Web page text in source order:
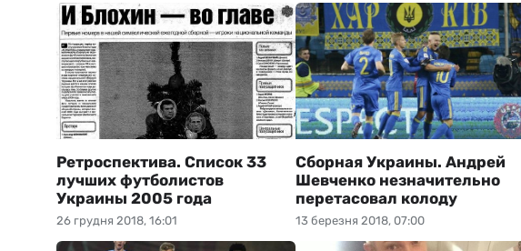
26 грудня 2018, 16:01
Ретроспектива. Список 33
лучших футболистов
Украины 2005 года
13 березня 2018, 07:00
Сборная Украины. Андрей
Шевченко незначительно
перетасовал колоду